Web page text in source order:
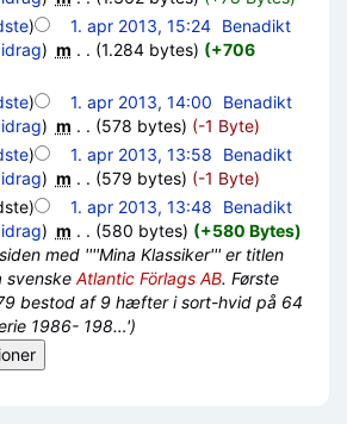
) 1. apr 2013, 15:24‎ Benadikt
) m . . (1.284 bytes) (+706
) 1. apr 2013, 14:00
Benadikt
) m . . (578 bytes) (-1 Byte)
) 1. apr 2013, 13:58
Benadikt
) m . . (579 bytes) (-1 Byte)
1. apr 2013, 13:48
Benadikt
) m . . (580 bytes) (+580 Bytes)
med ''''Mina Klassiker''' er titlen
svenske Atlantic Förlags AB. Første
bestod af 9 hæfter i sort-hvid på 64
1986- 198…')